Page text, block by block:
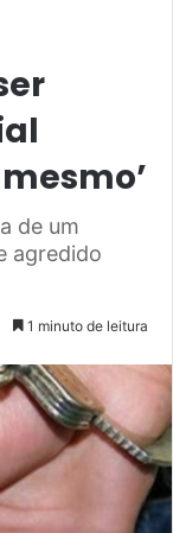
de um
agredido
1 minuto de leitura